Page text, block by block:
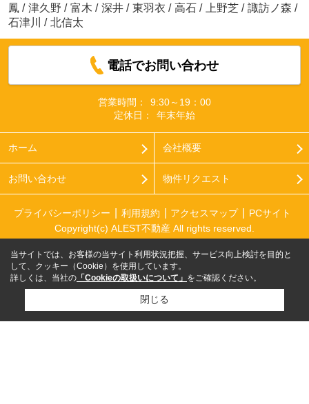
鳳 / 津久野 / 富木 / 深井 / 東羽衣 / 高石 / 上野芝 / 諏訪ノ森 /
石津川
/ 北信太
電話でお問い合わせ
営業時間：
9:30～19：00
定休日：
年末年始
ホーム 会社概要
お問い合わせ 物件リクエスト
プライバシーポリシー 利用規約 アクセスマップ
PCサイト
Copyright(c) ALEST不動産 All rights reserved.
当サイトでは、お客様の当サイト利用状況把握、サービス向上検討を目的と
して、クッキー（Cookie）を使用しています。
詳しくは、当社の 「Cookieの取扱いについて」 をご確認ください。
閉じる